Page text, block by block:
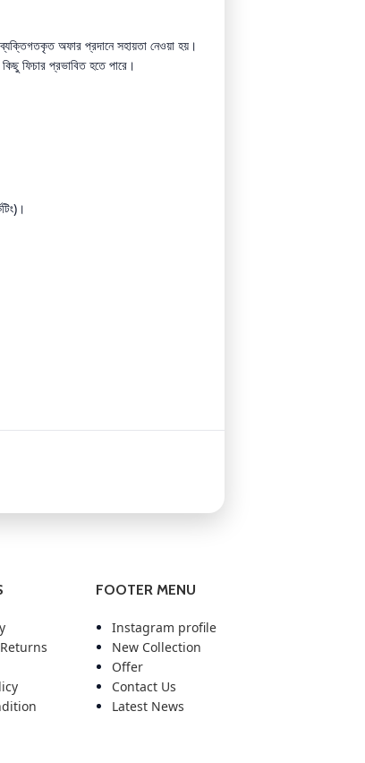
ব্যক্তিগতকৃত অফার প্রদানে সহায়তা নেওয়া হয়।
ফিচার প্রভাবিত হতে পারে।
FOOTER MENU
Instagram profile
New Collection
Offer
Contact Us
Latest News